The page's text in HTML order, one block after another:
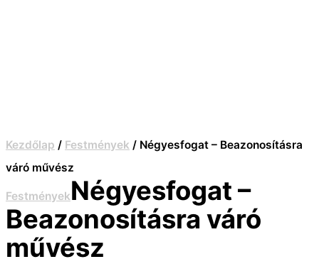
Kezdőlap / Festmények / Négyesfogat – Beazonosításra
váró művész
FestményekNégyesfogat –
Beazonosításra váró
művész